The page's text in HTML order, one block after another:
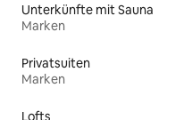
Unterkünfte mit Sauna
Marken
Privatsuiten
Marken
Lofts